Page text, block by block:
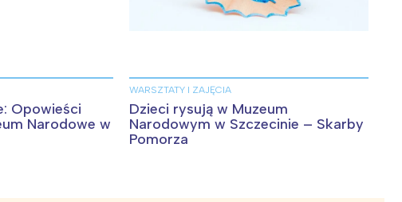
Opowieści
Narodowe w
WARSZTATY I ZAJĘCIA
Dzieci rysują w Muzeum
Narodowym w Szczecinie – Skarby
Pomorza